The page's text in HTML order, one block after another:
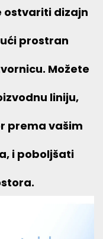
ostvariti dizajn
prostran
Možete
liniju,
prema vašim
i poboljšati